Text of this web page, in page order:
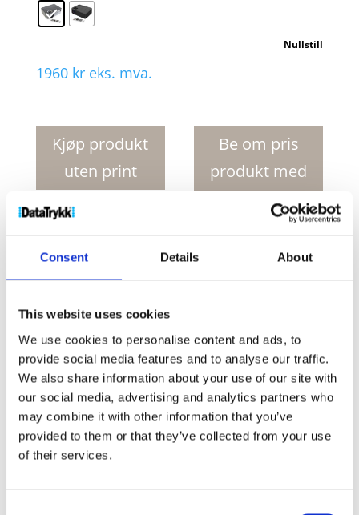
Consent Details About
This website uses cookies
We use cookies to personalise content and ads, to
provide social media features and to analyse our traffic.
We also share information about your use of our site with
our social media, advertising and analytics partners who
may combine it with other information that you’ve
provided to them or that they’ve collected from your use
of their services.
Nullstill
1960 kr eks. mva.
projektor
antall
Kjøp produkt
uten print
Be om pris
produkt med
print
Produktnr: Kategorier: Datatilbehør,
høyttalere
LED projektor
miniprojektor,projektor
Kjøp produkt uten print